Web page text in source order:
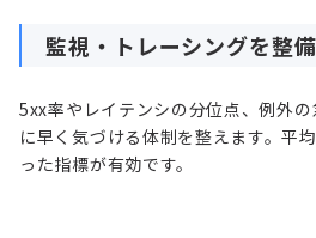
監視・トレーシングを整
5xx率やレイテンシの分位点、例外
に早く気づける体制を整えます。平
った指標が有効です。